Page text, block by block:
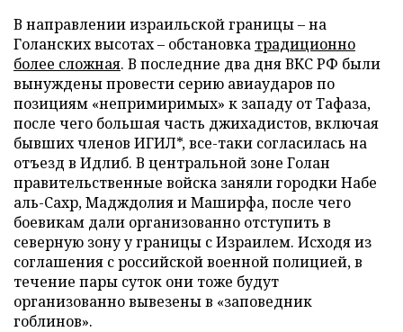
В направлении израильской границы – на
Голанских высотах – обстановка традиционно
более сложная. В последние два дня ВКС РФ были
вынуждены провести серию авиаударов по
позициям «непримиримых» к западу от Тафаза,
после чего большая часть джихадистов, включая
бывших членов ИГИЛ*, все-таки согласилась на
отъезд в Идлиб. В центральной зоне Голан
правительственные войска заняли городки Набе
аль-Сахр, Мадждолия и Маширфа, после чего
боевикам дали организованно отступить в
северную зону у границы с Израилем. Исходя из
соглашения с российской военной полицией, в
течение пары суток они тоже будут
организованно вывезены в «заповедник
гоблинов».